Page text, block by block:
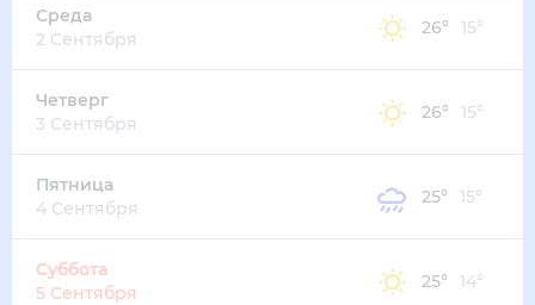
Среда
2 Сентября
26° 15°
Четверг
3 Сентября
26° 15°
Пятница
4 Сентября
25° 15°
Суббота
5 Сентября
25° 14°